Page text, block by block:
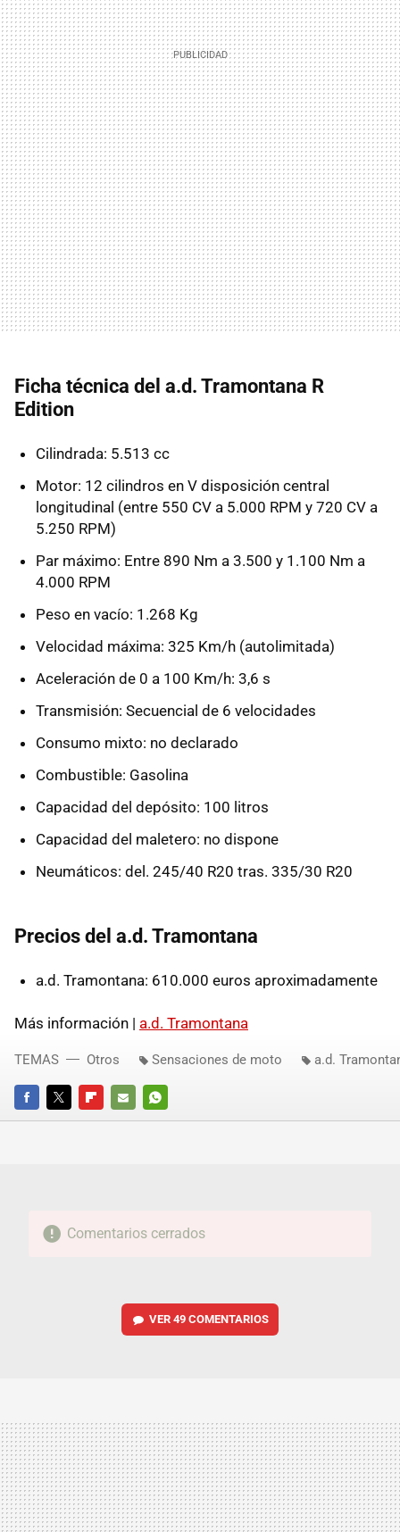
Ficha técnica del a.d. Tramontana R
Edition
Cilindrada: 5.513 cc
Motor: 12 cilindros en V disposición central
longitudinal (entre 550 CV a 5.000 RPM y 720 CV a
5.250 RPM)
Par máximo: Entre 890 Nm a 3.500 y 1.100 Nm a
4.000 RPM
Peso en vacío: 1.268 Kg
Velocidad máxima: 325 Km/h (autolimitada)
Aceleración de 0 a 100 Km/h: 3,6 s
Transmisión: Secuencial de 6 velocidades
Consumo mixto: no declarado
Combustible: Gasolina
Capacidad del depósito: 100 litros
Capacidad del maletero: no dispone
Neumáticos: del. 245/40 R20 tras. 335/30 R20
Precios del a.d. Tramontana
a.d. Tramontana: 610.000 euros aproximadamente
Más información | a.d. Tramontana
FACEBOOKTWITTERFLIPBOARD
E-
WHATSAPP
TEMAS Otros Sensaciones de moto a.d.
Comentarios cerrados
VER 49 COMENTARIOS